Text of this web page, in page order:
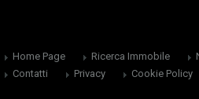
Home Page Ricerca Immobile
Contatti
Privacy Cookie Policy